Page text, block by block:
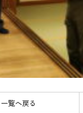
一覧へ戻る